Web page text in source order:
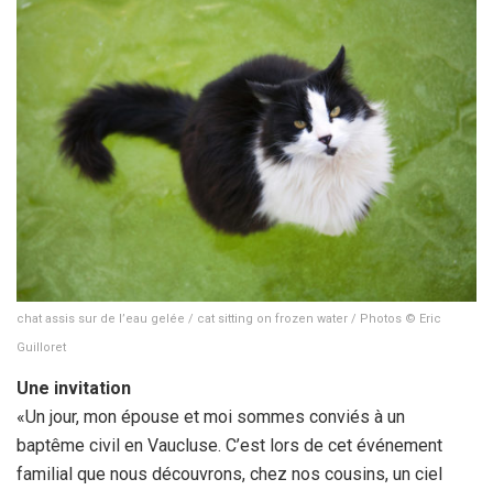
chat assis sur de l’eau gelée / cat sitting on frozen water / Photos © Eric
Guilloret
Une invitation
«Un jour, mon épouse et moi sommes conviés à un
baptême civil en Vaucluse. C’est lors de cet événement
familial que nous découvrons, chez nos cousins, un ciel